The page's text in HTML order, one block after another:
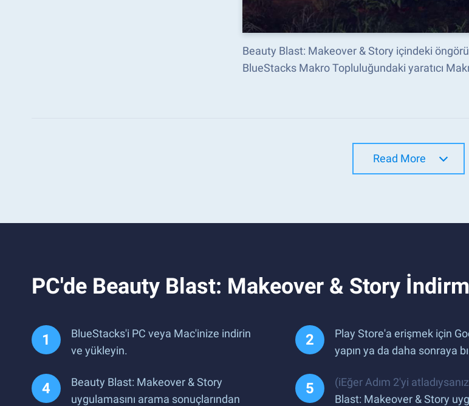
Beauty Blast: Makeover & Story içindeki
BlueStacks Makro Topluluğundaki yaratıcı
Read More
PC'de Beauty Blast: Makeover & Story
BlueStacks'i PC veya Mac'inize indirin
ve yükleyin.
Play Store'a erişmek için
yapın ya da daha sonraya
Beauty Blast: Makeover & Story
uygulamasını arama sonuçlarından
(iEğer Adım 2'yi
Blast: Makeover & Story